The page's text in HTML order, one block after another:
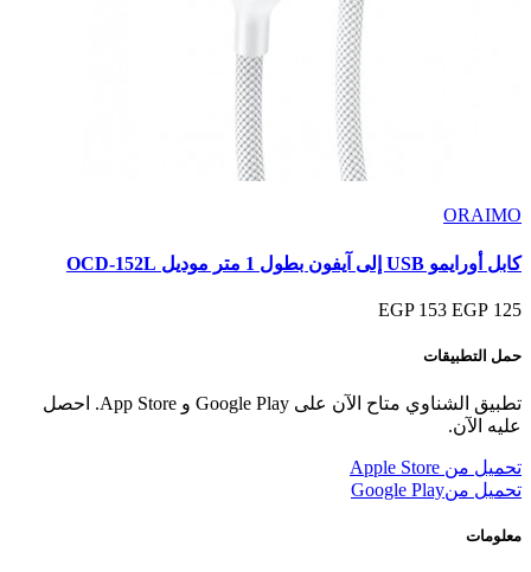
ORAIMO
كابل أورايمو USB إلى آيفون بطول 1 متر موديل OCD-152L
125 EGP
153 EGP
حمل التطبيقات
تطبيق الشناوي متاح الآن على Google Play و App Store. احصل
عليه الآن.
تحميل من Apple Store
تحميل منGoogle Play
معلومات